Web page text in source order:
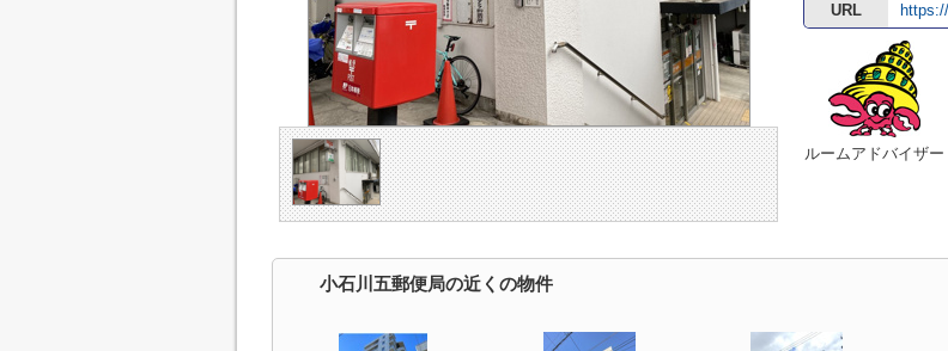
URL
ルームアドバイザー
小石川五郵便局の近くの物件